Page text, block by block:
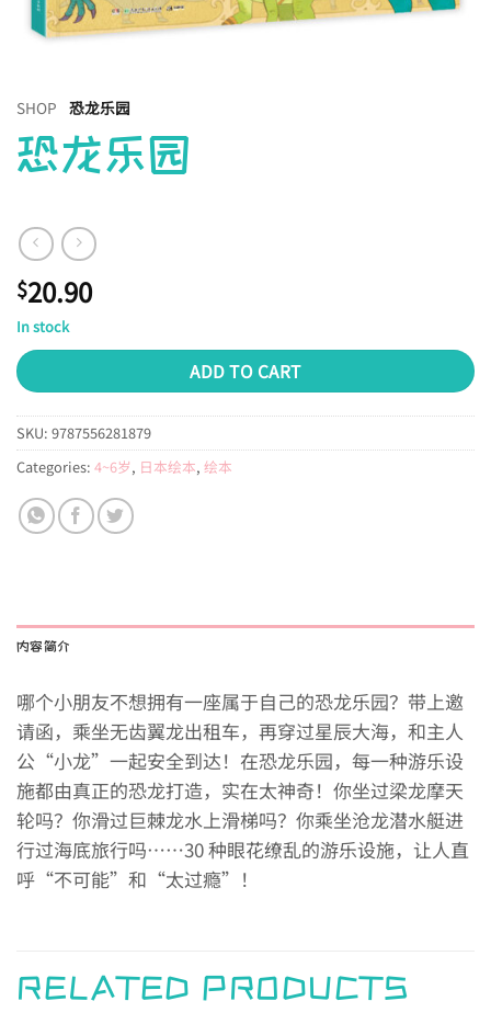
SHOP 恐龙乐园
恐龙乐园
$20.90
In stock
ADD TO CART
SKU: 9787556281879
Categories: 4~6岁, 日本绘本, 绘本
内容简介
哪个小朋友不想拥有一座属于自己的恐龙乐园？带上邀
请函，乘坐无齿翼龙出租车，再穿过星辰大海，和主人
公“小龙”一起安全到达！在恐龙乐园，每一种游乐设
施都由真正的恐龙打造，实在太神奇！你坐过梁龙摩天
轮吗？你滑过巨棘龙水上滑梯吗？你乘坐沧龙潜水艇进
行过海底旅行吗……30 种眼花缭乱的游乐设施，让人直
呼“不可能”和“太过瘾”！
RELATED PRODUCTS